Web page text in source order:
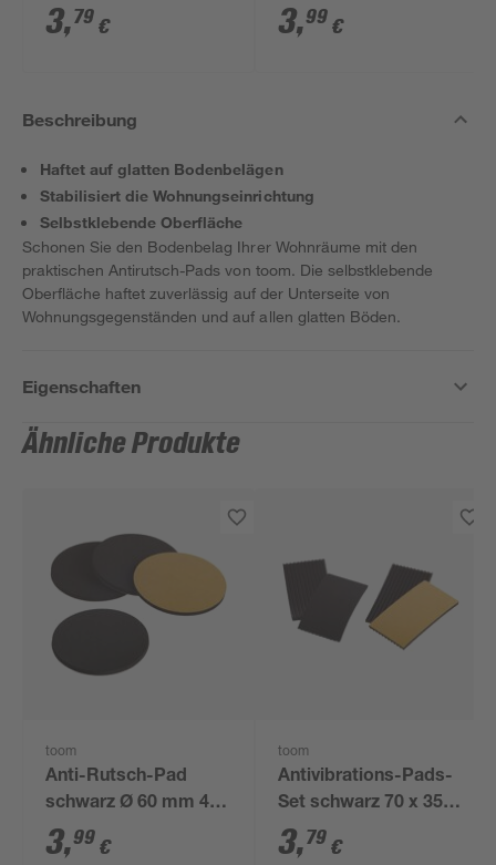
schwarz Ø 20 mm / 20
x 20 mm 16 Stück
3,79 €
Stück
3,99 €
Beschreibung
Haftet auf glatten Bodenbelägen
Stabilisiert die Wohnungseinrichtung
Selbstklebende Oberfläche
Schonen Sie den Bodenbelag Ihrer Wohnräume mit den
praktischen Antirutsch-Pads von toom. Die selbstklebende
Oberfläche haftet zuverlässig auf der Unterseite von
Wohnungsgegenständen und auf allen glatten Böden.
Eigenschaften
Ähnliche Produkte
toom
Anti-Rutsch-Pad
schwarz Ø 60 mm 4
Stück
3,99 €
toom
Antivibrations-Pads-
Set schwarz 70 x 35
mm 4-teilig
3,79 €